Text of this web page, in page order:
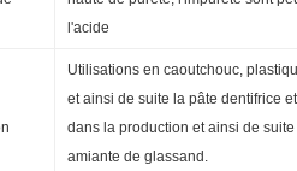
l'acide
Utilisations en caoutchouc,
et ainsi de suite la pâte dentifrice
dans la production et ainsi de
amiante de glassand.